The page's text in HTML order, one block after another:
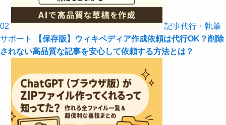
02
記事代行・執筆
サポート
【保存版】ウィキペディア作成依頼は代行OK？削除
されない高品質な記事を安心して依頼する方法とは？